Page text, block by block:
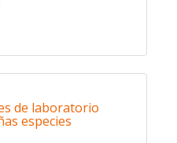
de laboratorio
especies